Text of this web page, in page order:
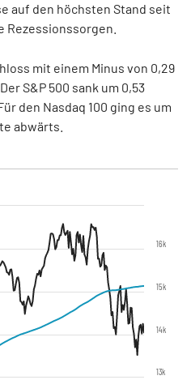
auf den höchsten Stand seit
Rezessionssorgen.
mit einem Minus von 0,29
S&P 500 sank um 0,53
den Nasdaq 100 ging es um
abwärts.
13k
14k
15k
16k